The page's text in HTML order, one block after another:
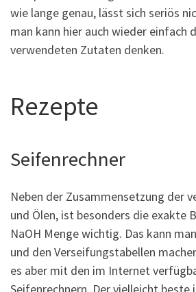
wie lange genau, lässt sich seriös
man kann hier auch wieder einfach
verwendeten Zutaten denken.
Rezepte
Seifenrechner
Neben der Zusammensetzung der
und Ölen, ist besonders die exakte
NaOH Menge wichtig. Das kann
und den Verseifungstabellen
es aber mit den im Internet